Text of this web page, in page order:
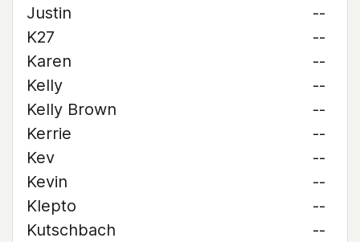
Justin
--
K27
--
Karen
--
Kelly
--
Kelly Brown
--
Kerrie
--
Kev
--
Kevin
--
Klepto
--
Kutschbach
--